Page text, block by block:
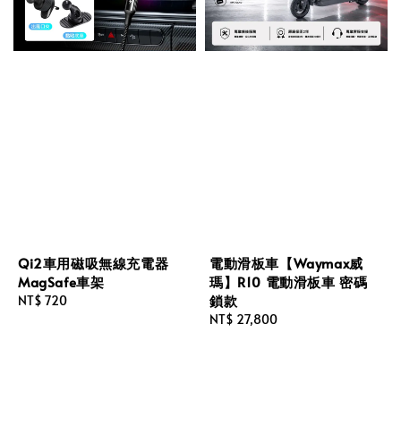
Qi2車用磁吸無線充電器
MagSafe車架
Regular
NT$ 720
電動滑板車【Waymax威
瑪】R10 電動滑板車 密碼
鎖款
Regular
NT$ 27,800